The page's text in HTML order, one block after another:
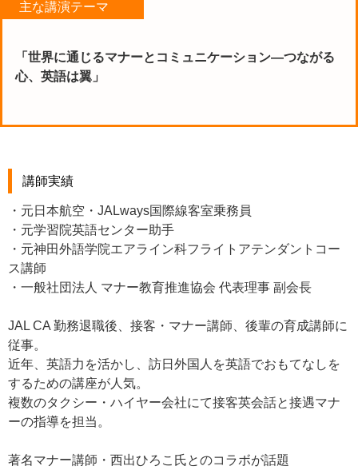
主な講演テーマ
「世界に通じるマナーとコミュニケーション—つながる
心、英語は翼」
講師実績
・元日本航空・JALways国際線客室乗務員
・元学習院英語センター助手
・元神田外語学院エアライン科フライトアテンダントコー
ス講師
・一般社団法人 マナー教育推進協会 代表理事 副会長
JAL CA 勤務退職後、接客・マナー講師、後輩の育成講師に
従事。
近年、英語力を活かし、訪日外国人を英語でおもてなしを
するための講座が人気。
複数のタクシー・ハイヤー会社にて接客英会話と接遇マナ
ーの指導を担当。
著名マナー講師・西出ひろこ氏とのコラボが話題